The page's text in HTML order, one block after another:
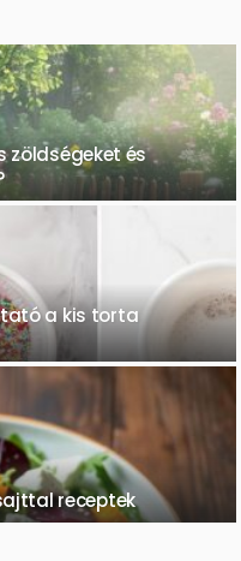
zöldségeket és
a kis torta
receptek